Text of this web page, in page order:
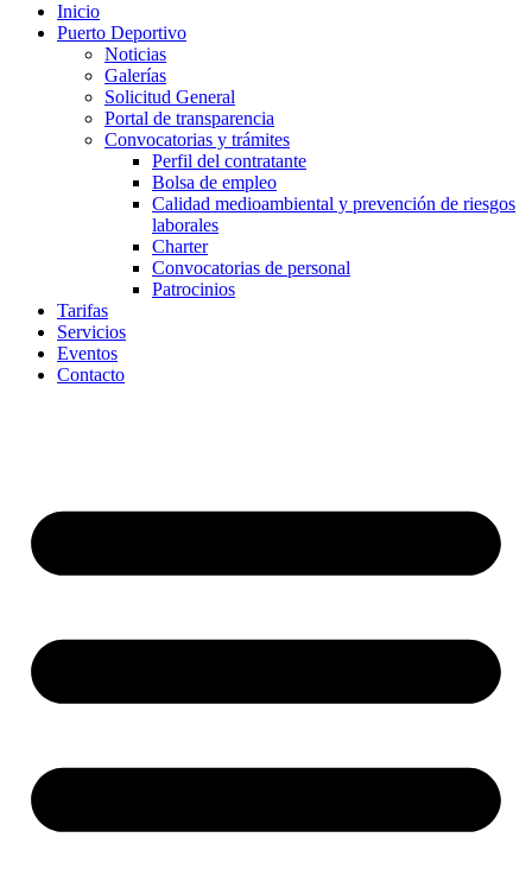
Inicio
Puerto Deportivo
Noticias
Galerías
Solicitud General
Portal de transparencia
Convocatorias y trámites
Perfil del contratante
Bolsa de empleo
Calidad medioambiental y prevención de riesgos
laborales
Charter
Convocatorias de personal
Patrocinios
Tarifas
Servicios
Eventos
Contacto